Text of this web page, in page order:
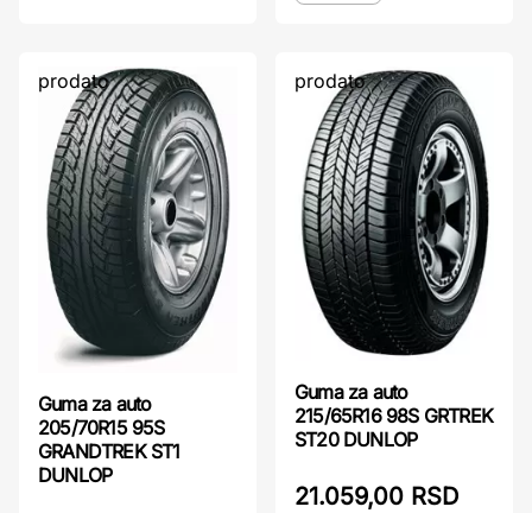
prodato
Guma za auto
205/70R15 95S
GRANDTREK ST1
DUNLOP
prodato
Guma za auto
215/65R16 98S GRTREK
ST20 DUNLOP
21.059,00 RSD